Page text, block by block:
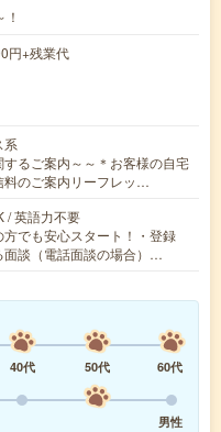
円+残業代
系
るご案内～～＊お客様の自宅
料のご案内リーフレッ…
/ 英語力不要
でも安心スタート！・登録
面談（電話面談の場合）…
40代 50代
60代
男性